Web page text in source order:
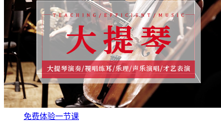
免费体验一节课